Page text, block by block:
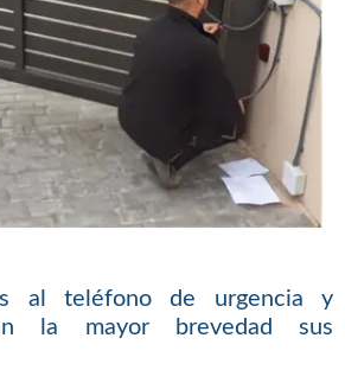
al teléfono de urgencia y
la mayor brevedad sus